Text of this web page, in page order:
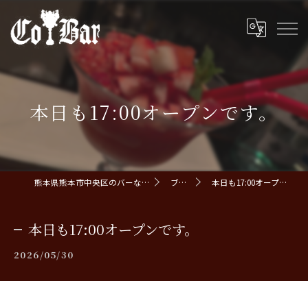
本日も17:00オープンです。
熊本県熊本市中央区のバーならCoBar ブログ 本日も17:00オープンです。
本日も17:00オープンです。
2026/05/30